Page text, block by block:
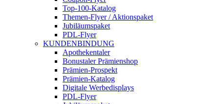
Top-100-Katalog
Themen-Flyer / Aktionspaket
Jubiläumspaket
PDL-Flyer
KUNDENBINDUNG
Apothekentaler
Bonustaler Prämienshop
Prämien-Prospekt
Prämien-Katalog
Digitale Werbedisplays
PDL-Flyer